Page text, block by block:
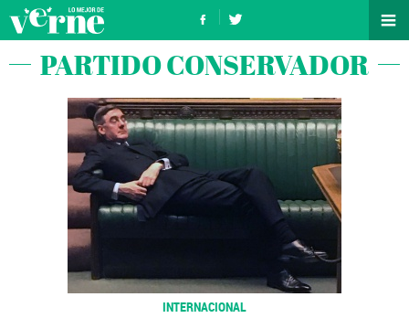
PARTIDO CONSERVADOR
INTERNACIONAL